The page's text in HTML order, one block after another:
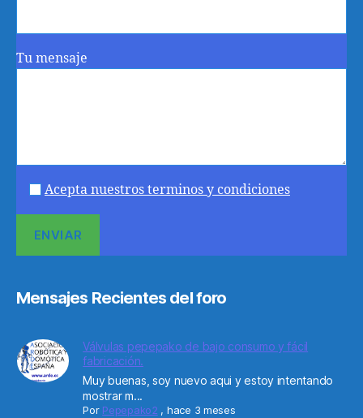
Tu mensaje
Acepta nuestros terminos y condiciones
Mensajes Recientes del foro
Válvulas pepepako de bajo consumo y fácil
fabricación.
Muy buenas, soy nuevo aqui y estoy intentando
mostrar m...
Por Pepepako2 , hace 3 meses